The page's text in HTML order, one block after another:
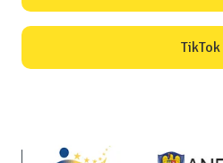
TikTok